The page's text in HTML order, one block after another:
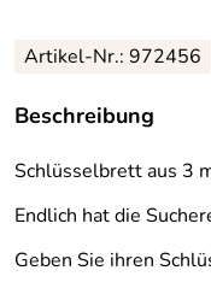
Artikel-Nr.: 972456
Beschreibung
Schlüsselbrett aus 3
Endlich hat die
Geben Sie ihren